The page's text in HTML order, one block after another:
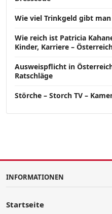
Wie viel Trinkgeld gibt
Wie reich ist Patricia
Kinder, Karriere –
Ausweispflicht in
Ratschläge
Störche – Storch TV –
INFORMATIONEN
Startseite